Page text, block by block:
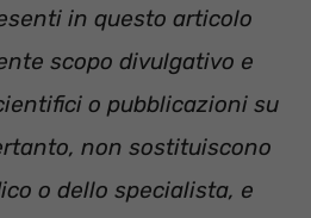
in questo articolo
scopo divulgativo e
o pubblicazioni su
non sostituiscono
o dello specialista, e